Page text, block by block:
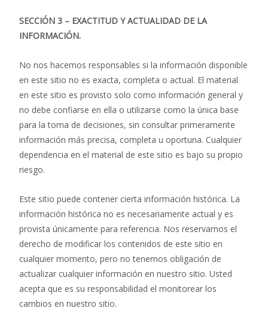
SECCIÓN 3 – EXACTITUD Y ACTUALIDAD DE LA
INFORMACIÓN.
No nos hacemos responsables si la información disponible
en este sitio no es exacta, completa o actual. El material
en este sitio es provisto solo como información general y
no debe confiarse en ella o utilizarse como la única base
para la toma de decisiones, sin consultar primeramente
información más precisa, completa u oportuna. Cualquier
dependencia en el material de este sitio es bajo su propio
riesgo.
Este sitio puede contener cierta información histórica. La
información histórica no es necesariamente actual y es
provista únicamente para referencia. Nos reservamos el
derecho de modificar los contenidos de este sitio en
cualquier momento, pero no tenemos obligación de
actualizar cualquier información en nuestro sitio. Usted
acepta que es su responsabilidad el monitorear los
cambios en nuestro sitio.